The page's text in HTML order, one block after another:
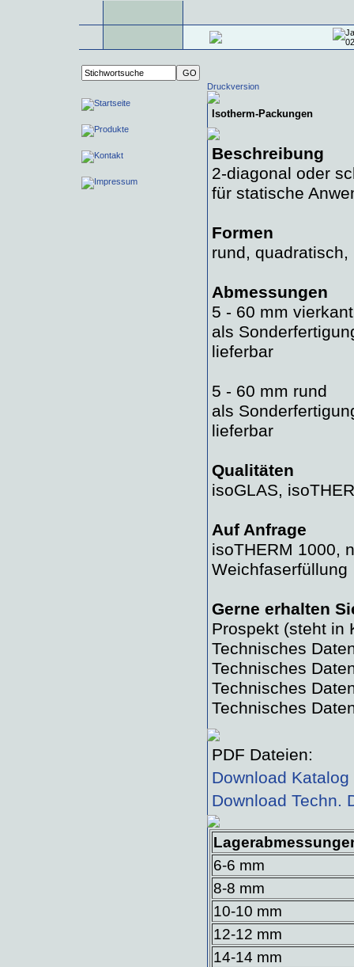
Druckversion
Isotherm-Packungen
Beschreibung
2-diagonal oder
für statische
Formen
rund,
Abmessungen
5 - 60 mm vierkant
als
lieferbar
5 - 60 mm rund
als
lieferbar
Qualitäten
isoGLAS,
Auf Anfrage
isoTHERM 1000,
Weichfaserfüllung
Gerne erhalten
Prospekt (steht in
Technisches
Technisches
Technisches
Technisches
PDF Dateien:
Download
Download Techn.
6-6 mm
8-8 mm
10-10 mm
12-12 mm
14-14 mm